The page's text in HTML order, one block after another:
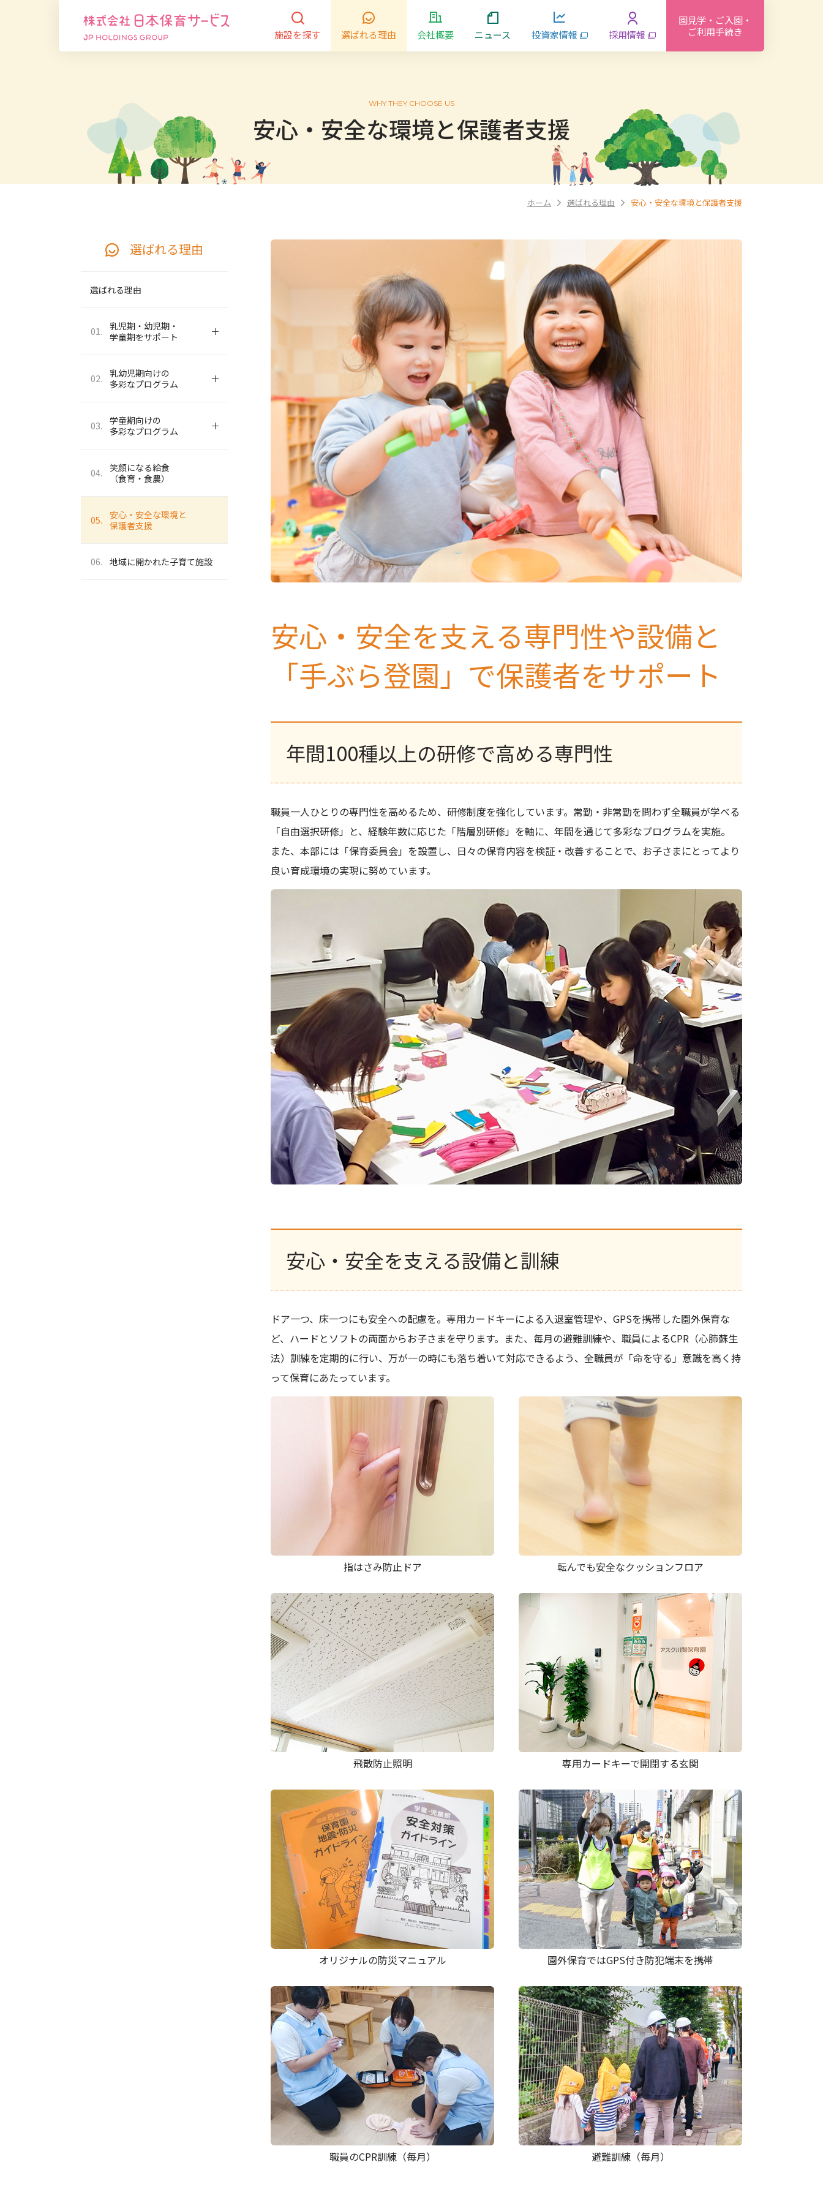
施設を探す 選ばれる理由 会社概要 ニュース 投資家情報 採用情報
園見学・ご入園・
ご利用手続き
WHY THEY CHOOSE US
安心・安全な環境と保護者支援
ホーム 選ばれる理由 安心・安全な環境と保護者支援
選ばれる理由
選ばれる理由
01.
乳児期・幼児期・
学童期をサポート
02.
乳幼児期向けの
多彩なプログラム
03.
学童期向けの
多彩なプログラム
04.
笑顔になる給食
（食育・食農）
05.
安心・安全な環境と
保護者支援
06. 地域に開かれた子育て施設
安心・安全を支える専門性や設備と
「手ぶら登園」で保護者をサポート
年間100種以上の研修で高める専門性
職員一人ひとりの専門性を高めるため、研修制度を強化しています。常勤・非常勤を問わず全職員が学べる
「自由選択研修」と、経験年数に応じた「階層別研修」を軸に、年間を通じて多彩なプログラムを実施。
また、本部には「保育委員会」を設置し、日々の保育内容を検証・改善することで、お子さまにとってより
良い育成環境の実現に努めています。
安心・安全を支える設備と訓練
ドア一つ、床一つにも安全への配慮を。専用カードキーによる入退室管理や、GPSを携帯した園外保育な
ど、ハードとソフトの両面からお子さまを守ります。また、毎月の避難訓練や、職員によるCPR（心肺蘇生
法）訓練を定期的に行い、万が一の時にも落ち着いて対応できるよう、全職員が「命を守る」意識を高く持
って保育にあたっています。
指はさみ防止ドア 転んでも安全なクッションフロア
飛散防止照明 専用カードキーで開閉する玄関
オリジナルの防災マニュアル 園外保育ではGPS付き防犯端末を携帯
職員のCPR訓練（毎月） 避難訓練（毎月）